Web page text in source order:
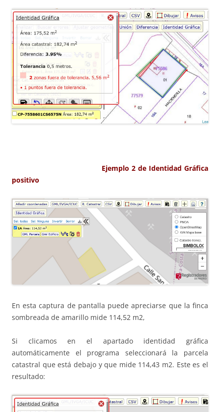
Ejemplo 2 de Identidad Gráfica
positivo
En esta captura de pantalla puede apreciarse que la finca
sombreada de amarillo mide 114,52 m2,
Si clicamos en el apartado identidad gráfica
automáticamente el programa seleccionará la parcela
catastral que está debajo y que mide 114,43 m2. Este es el
resultado: